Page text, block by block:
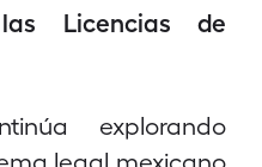
Licencias de
explorando
legal mexicano